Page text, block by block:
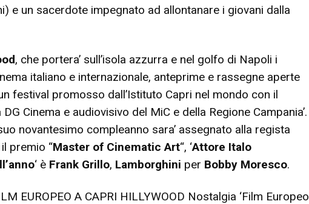
e un sacerdote impegnato ad allontanare i giovani dalla
, che portera’ sull’isola azzurra e nel golfo di Napoli i
italiano e internazionale, anteprime e rassegne aperte
festival promosso dall’Istituto Capri nel mondo con il
Cinema e audiovisivo del MiC e della Regione Campania’.
novantesimo compleanno sara’ assegnato alla regista
il premio “Master of Cinematic Art“, ‘Attore Italo
‘ è Frank Grillo, Lamborghini per Bobby Moresco.
EUROPEO A CAPRI HILLYWOOD Nostalgia ‘Film Europeo